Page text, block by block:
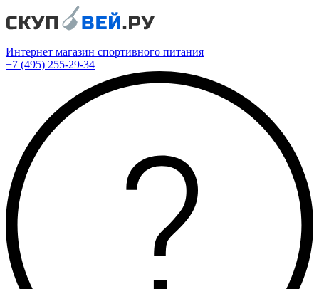
Интернет магазин спортивного питания
+7 (495) 255-29-34